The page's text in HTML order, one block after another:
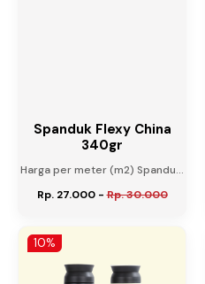
Spanduk Flexy China
340gr
Harga per meter (m2) Spandu...
Rp. 27.000-Rp. 30.000
10%